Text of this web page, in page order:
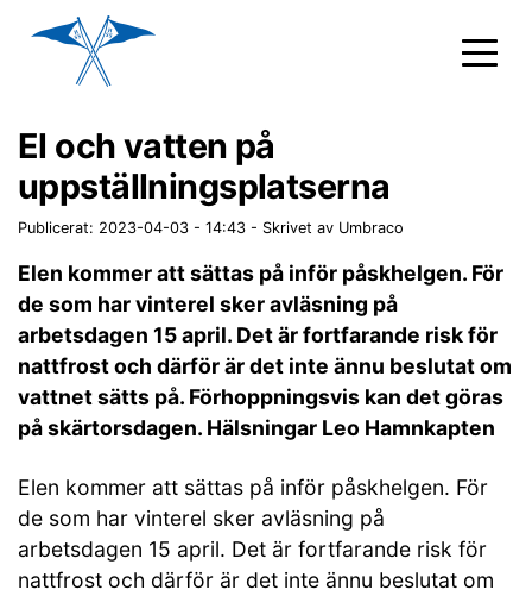
El och vatten på
uppställningsplatserna
Publicerat: 2023-04-03 - 14:43 - Skrivet av Umbraco
Elen kommer att sättas på inför påskhelgen. För
de som har vinterel sker avläsning på
arbetsdagen 15 april. Det är fortfarande risk för
nattfrost och därför är det inte ännu beslutat om
vattnet sätts på. Förhoppningsvis kan det göras
på skärtorsdagen. Hälsningar Leo Hamnkapten
Elen kommer att sättas på inför påskhelgen. För
de som har vinterel sker avläsning på
arbetsdagen 15 april. Det är fortfarande risk för
nattfrost och därför är det inte ännu beslutat om